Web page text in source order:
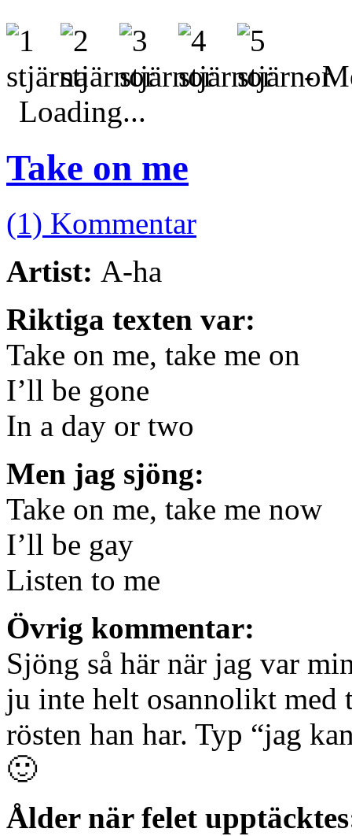
-
Loading...
Take on me
(1) Kommentar
Artist: A-ha
Riktiga texten var:
Take on me, take me on
I’ll be gone
In a day or two
Men jag sjöng:
Take on me, take me now
I’ll be gay
Listen to me
Övrig kommentar:
Sjöng så här när jag var
ju inte helt osannolikt med
rösten han har. Typ “jag
🙂
Ålder när felet